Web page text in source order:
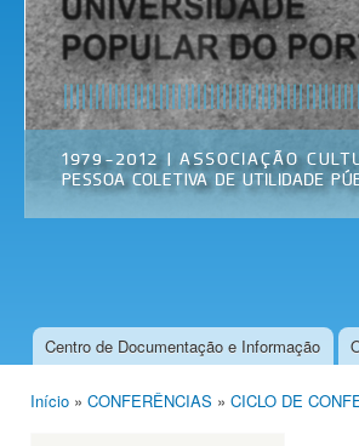
Menu principal
Centro de Documentação e Informação
Início » CONFERÊNCIAS » CICLO DE